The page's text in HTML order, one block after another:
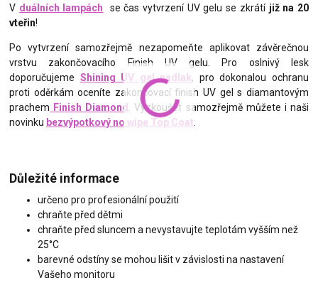
V duálních lampách se čas vytvrzení UV gelu se zkrátí již na 20
vteřin!
Po vytvrzení samozřejmě nezapomeňte aplikovat závěrečnou
vrstvu zakončovacího Finish UV gelu. Pro oslnivý lesk
doporučujeme Shining UV gel nadlak, pro dokonalou ochranu
proti oděrkám oceníte zakončovací finish UV gel s diamantovým
prachem Finish Diamond
. Vyzkoušet samozřejmě můžete i naši
novinku bezvýpotkový no wipe Top Coat
Důležité informace
určeno pro profesionální použití
chraňte před dětmi
chraňte před sluncem a nevystavujte teplotám vyšším než
25°C
barevné odstíny se mohou lišit v závislosti na nastavení
Vašeho monitoru